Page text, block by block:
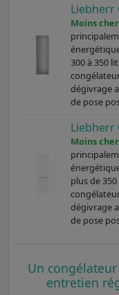
Liebherr
Moins
300 à 350
dégivrage
de pose
Liebherr
Moins
plus de
dégivrage
de pose
Un
entretien